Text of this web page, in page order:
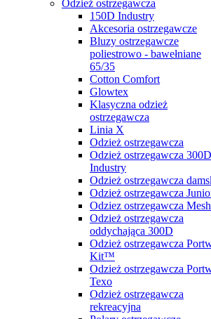
Odzież ostrzegawcza
150D Industry
Akcesoria ostrzegawcze
Bluzy ostrzegawcze
poliestrowo - bawełniane
65/35
Cotton Comfort
Glowtex
Klasyczna odzież
ostrzegawcza
Linia X
Odzież ostrzegawcza
Odzież ostrzegawcza 300D
Industry
Odzież ostrzegawcza
Odzież ostrzegawcza
Odziez ostrzegawcza
Odzież ostrzegawcza
oddychająca 300D
Odzież ostrzegawcza
Kit™
Odzież ostrzegawcza
Texo
Odzież ostrzegawcza
rekreacyjna